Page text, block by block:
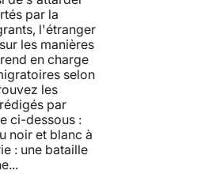
par la
l'étranger
les manières
en charge
selon
les
par
ci-dessous :
noir et blanc à
: une bataille